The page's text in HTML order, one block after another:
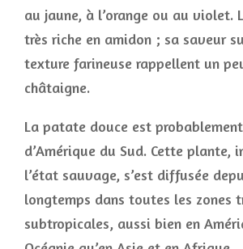
au jaune, à l’orange ou au violet.
très riche en amidon ; sa saveur
texture farineuse rappellent un
châtaigne.
La patate douce est
d’Amérique du Sud. Cette plante,
l’état sauvage, s’est diffusée
longtemps dans toutes les zones
subtropicales, aussi bien en